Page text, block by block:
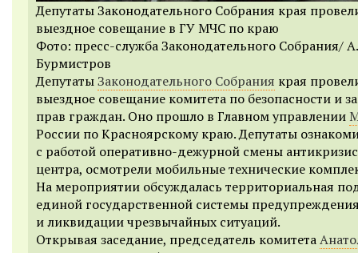
Депутаты Законодательного Собрания края
выездное совещание в ГУ МЧС по краю
Фото: пресс-служба Законодательного Собрания/ А.
Бурмистров
ДепутатыЗаконодательного Собрания края
выездное совещание комитета по безопасности и
прав граждан. Оно прошло в Главном управлении
России по Красноярскому краю. Депутаты
с работой оперативно-дежурной смены
центра, осмотрели мобильные технические
На мероприятии обсуждалась территориальная
единой государственной системы
и ликвидации чрезвычайных ситуаций.
Открывая заседание, председатель комитета